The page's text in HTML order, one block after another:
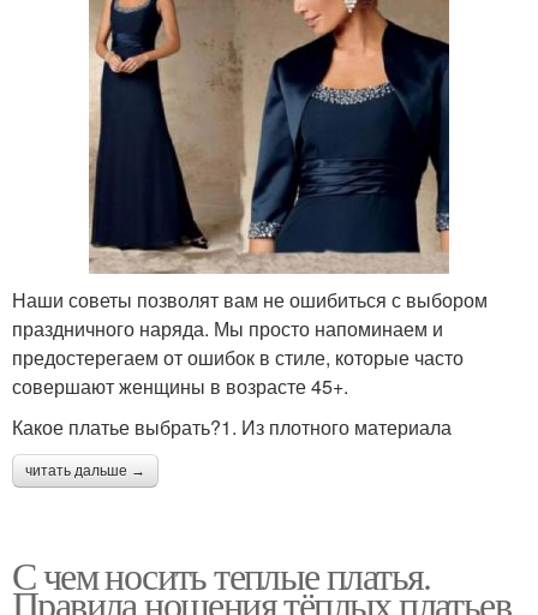
Наши советы позволят вам не ошибиться с выбором
праздничного наряда. Мы просто напоминаем и
предостерегаем от ошибок в стиле, которые часто
совершают женщины в возрасте 45+.
Какое платье выбрать?1. Из плотного материала
читать дальше →
С чем носить теплые платья.
Правила ношения тёплых платьев